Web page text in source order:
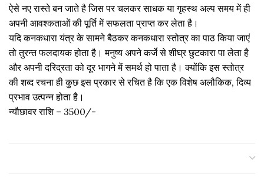
ऐसे नए रास्ते बन जाते है जिस पर चलकर साधक या गृहस्थ अल्प समय में ही
अपनी आवश्कताओं की पूर्ति में सफलता प्राप्त कर लेता है।
यदि कनकधारा यंत्र के सामने बैठकर कनकधारा स्तोत्र का पाठ किया जाएं
तो तुरन्त फलदायक होता है। मनुष्य अपने कर्जे से शीघ्र छुटकारा पा लेता है
और अपनी दरिद्रता को दूर भागने में समर्थ हो पाता है। क्योंकि इस स्तोत्र
की शब्द रचना ही कुछ इस प्रकार से रचित है कि एक विशेष अलौकिक, दिव्य
प्रभाव उत्पन्न होता है।
न्यौछावर राशि – 3500/-